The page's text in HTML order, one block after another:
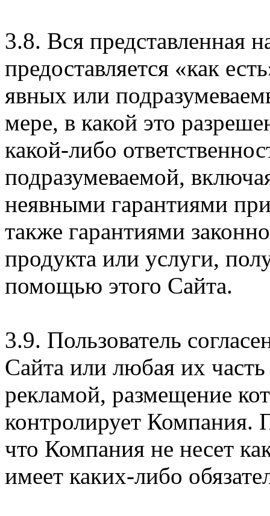
3.8. Вся представленная
предоставляется «как
явных или
мере, в какой это
какой-либо
подразумеваемой,
неявными гарантиями
также гарантиями
продукта или услуги,
помощью этого Сайта.
3.9. Пользователь
Сайта или любая их
рекламой, размещение
контролирует Компания.
что Компания не несет
имеет каких-либо